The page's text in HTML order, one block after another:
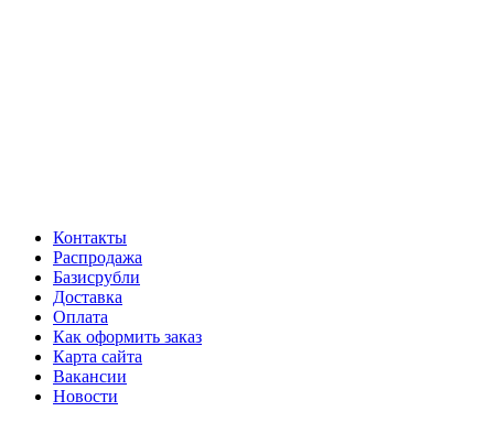
Контакты
Распродажа
Базисрубли
Доставка
Оплата
Как оформить заказ
Карта сайта
Вакансии
Новости